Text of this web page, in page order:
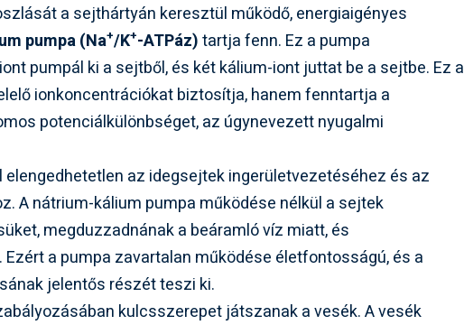
a sejthártyán keresztül működő, energiaigényes
pumpa (Na+/K+-ATPáz)tartja fenn. Ez a pumpa
pumpál ki a sejtből, és két kálium-iont juttat be a sejtbe. Ez a
ionkoncentrációkat biztosítja, hanem fenntartja a
potenciálkülönbséget, az úgynevezett nyugalmi
az idegsejtek ingerületvezetéséhez és az
A nátrium-kálium pumpa működése nélkül a sejtek
megduzzadnának a beáramló víz miatt, és
a pumpa zavartalan működése életfontosságú, és a
jelentős részét teszi ki.
kulcsszerepet játszanak a vesék. A vesék